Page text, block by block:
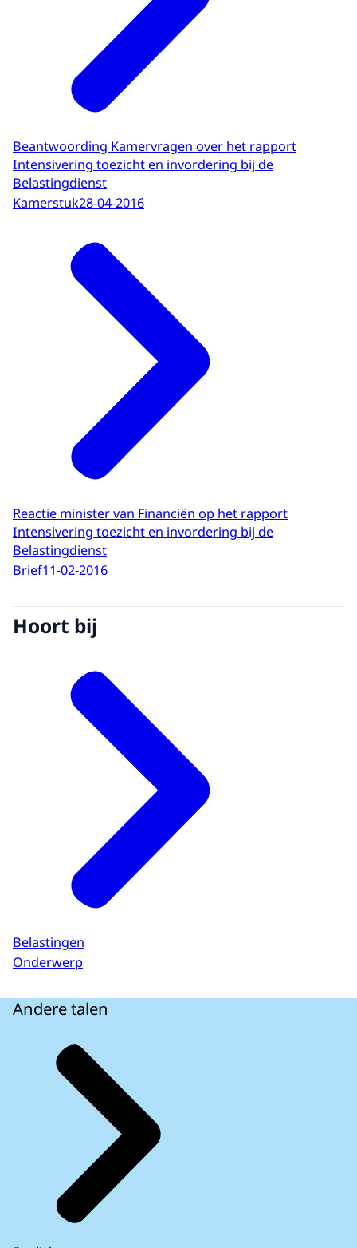
Beantwoording Kamervragen over het rapport
Intensivering toezicht en invordering bij de
Belastingdienst
Kamerstuk28-04-2016
Reactie minister van Financiën op het rapport
Intensivering toezicht en invordering bij de
Belastingdienst
Brief11-02-2016
Hoort bij
Belastingen
Onderwerp
Andere talen